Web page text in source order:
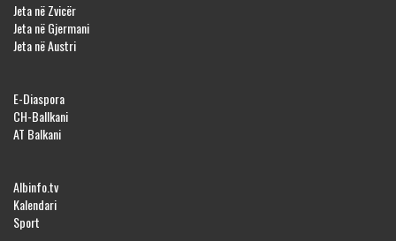
Jeta në Zvicër
Jeta në Gjermani
Jeta në Austri
E-Diaspora
CH-Ballkani
AT Balkani
Albinfo.tv
Kalendari
Sport